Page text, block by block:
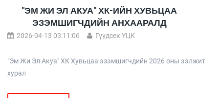
"ЭМ ЖИ ЭЛ АКУА" ХК-ИЙН ХУВЬЦАА
ЭЗЭМШИГЧДИЙН АНХААРАЛД
2026-04-13 03:11:06 Гүүдсек ҮЦК
"Эм Жи Эл Акуа" ХК Хувьцаа эзэмшигчдийн 2026 оны ээлжит
хурал